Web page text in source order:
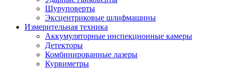
Шуруповерты
Эксцентриковые шлифмашины
Измерительная техника
Аккумуляторные инспекционные камеры
Детекторы
Комбинированные лазеры
Курвиметры